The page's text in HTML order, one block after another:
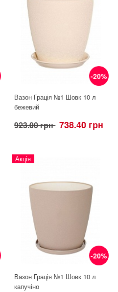
-20%
Вазон Грація №1 Шовк 10 л
бежевий
923.00 грн 738.40 грн
-20%
Акція
Вазон Грація №1 Шовк 10 л
капучіно